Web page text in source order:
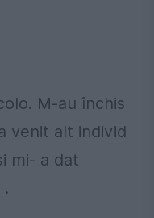
M-au închis
venit alt individ
mi- a dat
.